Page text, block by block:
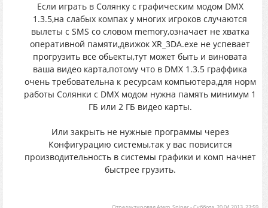
Если играть в Солянку с графическим модом DMX
1.3.5,на слабых компах у многих игроков случаются
вылеты с SMS со словом memory,означает не хватка
оперативной памяти,движок XR_3DA.exe не успевает
прогрузить все обьекты,тут может быть и виновата
ваша видео карта,потому что в DMX 1.3.5 граффика
очень требовательна к ресурсам компьютера,для норм
работы Солянки с DMX модом нужна память минимум 1
ГБ или 2 ГБ видео карты.
Или закрыть не нужные программы через
Конфигурацию системы,так у вас повисится
производительность в системы графики и комп начнет
быстрее грузить.